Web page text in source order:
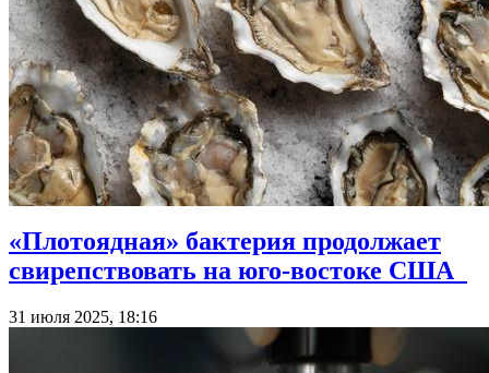
«Плотоядная» бактерия продолжает
свирепствовать на юго-востоке США
31 июля 2025, 18:16